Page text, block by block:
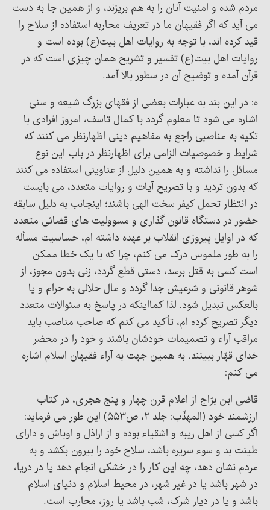
مردم شده و امنیت آنان را به هم بریزند، و از همین جا به دست
می آید که اگر فقیهان ما در تعریف محاربه استفاده از سلاح را
قید کرده اند، با توجه به روایات اهل بیت(ع) بوده است و
روایات اهل بیت(ع) تفسیر و تشریح همان چیزی است که در
قرآن آمده و توضیح آن در سطور بالا آمد.
ه: در این بند به عبارات بعضی از فقهای بزرگ شیعه و سنی
اشاره می شود تا معلوم گردد با کمال تاسف، امروز افرادی با
تکیه به مناصبی راجع به مفاهیم دینی اظهارنظر می کنند که
شرایط و خصوصیات الزامی برای اظهارنظر در باب این نوع
مسائل را نداشته و به همین دلیل از عناوینی استفاده می کنند
که بدون تردید و با تصریح آیات و روایات متعدد، می بایست
در انتظار تحمل کیفر سخت الهی باشند؛ اینجانب به دلیل سابقه
حضور در دستگاه قانون گذاری و مسوولیت های قضائی متعدد
که در اوایل پیروزی انقلاب بر عهده داشته ام، حساسیت مسأله
را به طور ملموس درک می کنم، چرا که با یک خطا ممکن
است کسی به قتل برسد، دستی قطع گردد، زنی بدون مجوز، از
شوهر قانونی و شرعیش جدا گردد و مال حلالی به حرام و یا
بالعکس تبدیل شود. لذا کمااینکه در پاسخ به سئوالات متعدد
دیگر تصریح کرده ام، تأکید می کنم که صاحب مناصب باید
مراقب آراء و تصمیمات خودشان باشند و خود را در محضر
خدای قهّار ببینند. به همین جهت به آراء فقیهان اسلام اشاره
می کنم:
قاضی ابن برّاج از اعلام قرن چهار و پنج هجری، در کتاب
ارزشمند خود (المهذّب: جلد ۲، ص۵۵۳) این طور می فرماید:
اگر کسی از اهل ریبه و اشقیاء بوده و از اراذل و اوباش و دارای
طینت بد و سوء سریره باشد، سلاح خود را بیرون بکشد و به
مردم نشان دهد، چه این کار را در خشکی انجام دهد یا در دریا،
در شهر باشد یا در غیر شهر، در محیط اسلام و دنیای اسلام
باشد و یا در دیار شرک، شب باشد یا روز، محارب است.